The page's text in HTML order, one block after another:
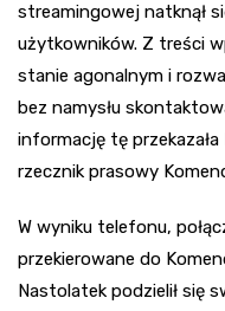
streamingowej natknął
użytkowników. Z treści
stanie agonalnym i
bez namysłu
informację tę
rzecznik prasowy
W wyniku telefonu,
przekierowane do
Nastolatek podzielił się